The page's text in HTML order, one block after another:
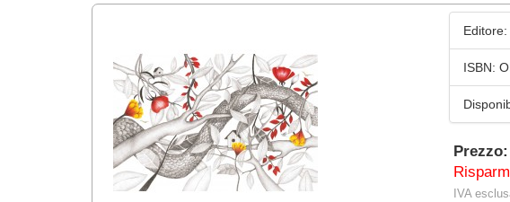
Editore:
ISBN:
Prezzo:
IVA